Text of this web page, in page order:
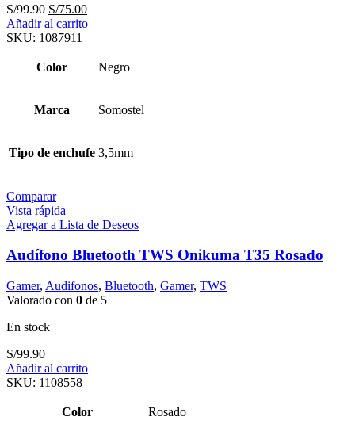
S/99.90 El
precio
original
S/99.90.
S/75.00El
precio
S/75.00.
Añadir al carrito
SKU: 1087911
Color Negro
Marca Somostel
Tipo de enchufe 3,5mm
Comparar
Vista rápida
Agregar a Lista de Deseos
Audífono Bluetooth TWS Onikuma T35 Rosado
Gamer, Audifonos, Bluetooth, Gamer, TWS
Valorado con 0 de 5
En stock
S/99.90
Añadir al carrito
SKU: 1108558
Color Rosado